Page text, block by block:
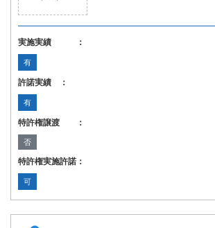
実施実績 ：
有
許諾実績 ：
有
特許権譲渡 ：
否
特許権実施許諾：
可